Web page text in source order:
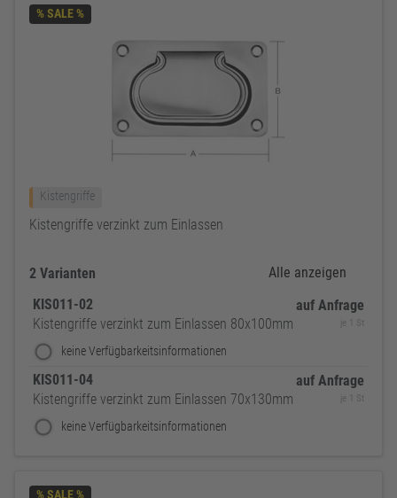
% SALE %
Kistengriffe
Kistengriffe verzinkt zum Einlassen
2 Varianten
Alle anzeigen
KIS011-02
Kistengriffe verzinkt zum Einlassen 80x100mm
keine Verfügbarkeitsinformationen
auf Anfrage
je 1 St
KIS011-04
Kistengriffe verzinkt zum Einlassen 70x130mm
keine Verfügbarkeitsinformationen
auf Anfrage
je 1 St
% SALE %